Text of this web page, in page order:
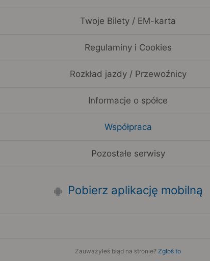
Twoje Bilety / EM-karta
Regulaminy i Cookies
Rozkład jazdy / Przewoźnicy
Informacje o spółce
Współpraca
Pozostałe serwisy
Pobierz aplikację mobilną
Zauważyłeś błąd na stronie? Zgłoś to